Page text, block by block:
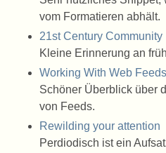
vom Formatieren abhält.
21st Century Community
Kleine Erinnerung an
Working With Web Feeds
Schöner Überblick über
von Feeds.
Rewilding your attention
Perdiodisch ist ein